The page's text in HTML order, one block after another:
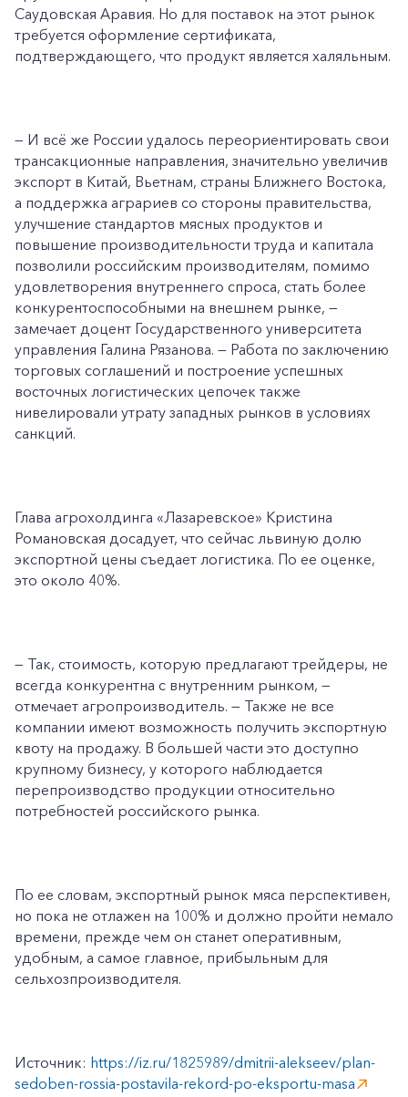
Саудовская Аравия. Но для поставок на этот рынок
требуется оформление сертификата,
подтверждающего, что продукт является халяльным.
— И всё же России удалось переориентировать свои
трансакционные направления, значительно увеличив
экспорт в Китай, Вьетнам, страны Ближнего Востока,
а поддержка аграриев со стороны правительства,
улучшение стандартов мясных продуктов и
повышение производительности труда и капитала
позволили российским производителям, помимо
удовлетворения внутреннего спроса, стать более
конкурентоспособными на внешнем рынке, —
замечает доцент Государственного университета
управления Галина Рязанова. — Работа по заключению
торговых соглашений и построение успешных
восточных логистических цепочек также
нивелировали утрату западных рынков в условиях
санкций.
Глава агрохолдинга «Лазаревское» Кристина
Романовская досадует, что сейчас львиную долю
экспортной цены съедает логистика. По ее оценке,
это около 40%.
— Так, стоимость, которую предлагают трейдеры, не
всегда конкурентна с внутренним рынком, —
отмечает агропроизводитель. — Также не все
компании имеют возможность получить экспортную
квоту на продажу. В большей части это доступно
крупному бизнесу, у которого наблюдается
перепроизводство продукции относительно
потребностей российского рынка.
По ее словам, экспортный рынок мяса перспективен,
но пока не отлажен на 100% и должно пройти немало
времени, прежде чем он станет оперативным,
удобным, а самое главное, прибыльным для
сельхозпроизводителя.
Источник: https://iz.ru/1825989/dmitrii-alekseev/plan-
sedoben-rossia-postavila-rekord-po-eksportu-masa